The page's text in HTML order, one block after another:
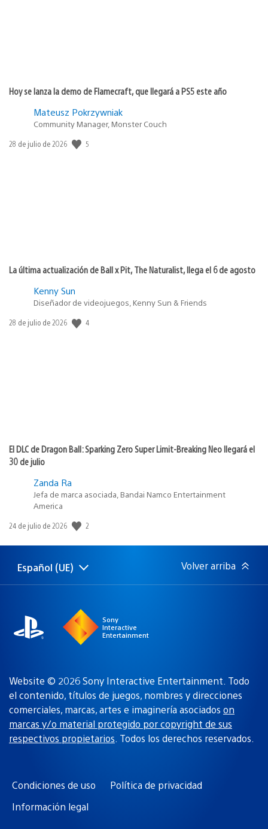
Hoy se lanza la demo de Flamecraft, que llegará a PS5 este año
Mateusz Pokrzywniak
Community Manager, Monster Couch
Fecha
28 de julio de 2026 5
La última actualización de Ball x Pit, The Naturalist, llega el 6 de agosto
Kenny Sun
Diseñador de videojuegos, Kenny Sun & Friends
Fecha
28 de julio de 2026 4
El DLC de Dragon Ball: Sparking Zero Super Limit-Breaking Neo llegará el
30 de julio
Zanda Ra
Jefa de marca asociada, Bandai Namco Entertainment
America
Fecha
publicación:
24 de julio de 2026 2
Selecciona
una
Región
actual:
Español (UE) Volver arriba
Sony
Interactive
Entertainment
Website © 2026 Sony Interactive Entertainment. Todo
el contenido, títulos de juegos, nombres y direcciones
comerciales, marcas, artes e imaginería asociados on
marcas y/o material protegido por copyright de sus
respectivos propietarios. Todos los derechos reservados.
Condiciones de uso
Política de privacidad
Información legal